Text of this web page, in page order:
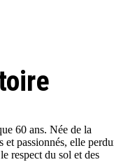
60 ans. Née de la
et passionnés, elle
respect du sol et des